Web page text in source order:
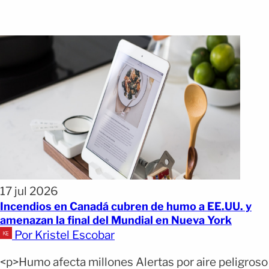
17 jul 2026
Incendios en Canadá cubren de humo a EE.UU. y
amenazan la final del Mundial en Nueva York
Por Kristel Escobar
<p>Humo afecta millones Alertas por aire peligroso